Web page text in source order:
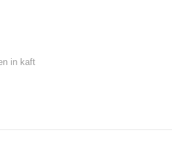
in kaft